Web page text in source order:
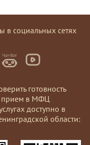
в социальных сетях
готовность
прием в МФЦ
доступно в
области: